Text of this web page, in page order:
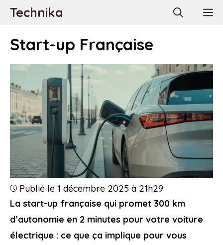
AllerTechnika
Start-up Française
La start-up française qui promet 300 km
d’autonomie en 2 minutes pour votre voiture
électrique : ce que ça implique pour vous
Publié le 1 décembre 2025 à 21h29